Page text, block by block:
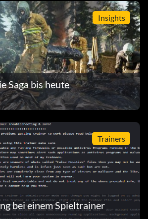
Insights
Saga bis heute
Trainers
bei einem Spieltrainer